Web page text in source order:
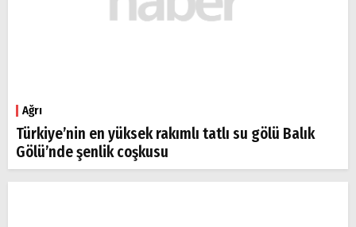
Ağrı
Türkiye’nin en yüksek rakımlı tatlı su gölü Balık
Gölü’nde şenlik coşkusu